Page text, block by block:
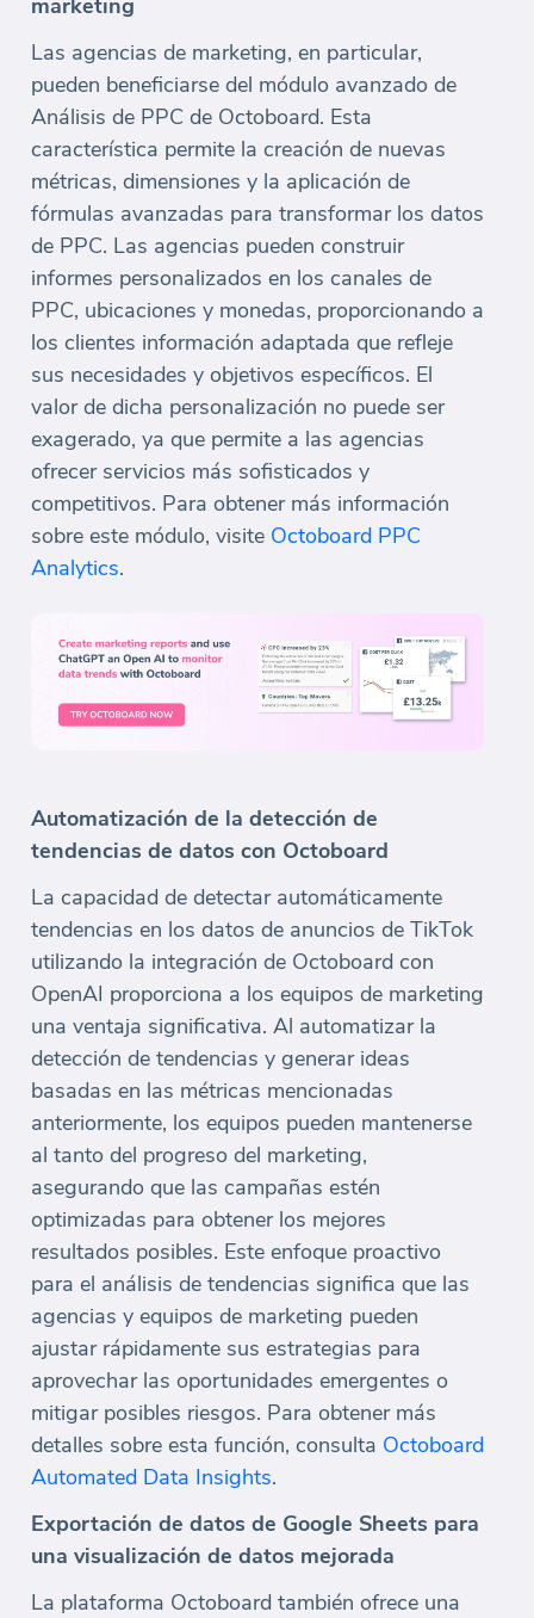
marketing
Las agencias de marketing, en particular,
pueden beneficiarse del módulo avanzado de
Análisis de PPC de Octoboard. Esta
característica permite la creación de nuevas
métricas, dimensiones y la aplicación de
fórmulas avanzadas para transformar los datos
de PPC. Las agencias pueden construir
informes personalizados en los canales de
PPC, ubicaciones y monedas, proporcionando a
los clientes información adaptada que refleje
sus necesidades y objetivos específicos. El
valor de dicha personalización no puede ser
exagerado, ya que permite a las agencias
ofrecer servicios más sofisticados y
competitivos. Para obtener más información
sobre este módulo, visite Octoboard PPC
Analytics.
Automatización de la detección de
tendencias de datos con Octoboard
La capacidad de detectar automáticamente
tendencias en los datos de anuncios de TikTok
utilizando la integración de Octoboard con
OpenAI proporciona a los equipos de marketing
una ventaja significativa. Al automatizar la
detección de tendencias y generar ideas
basadas en las métricas mencionadas
anteriormente, los equipos pueden mantenerse
al tanto del progreso del marketing,
asegurando que las campañas estén
optimizadas para obtener los mejores
resultados posibles. Este enfoque proactivo
para el análisis de tendencias significa que las
agencias y equipos de marketing pueden
ajustar rápidamente sus estrategias para
aprovechar las oportunidades emergentes o
mitigar posibles riesgos. Para obtener más
detalles sobre esta función, consulta Octoboard
Automated Data Insights.
Exportación de datos de Google Sheets para
una visualización de datos mejorada
La plataforma Octoboard también ofrece una